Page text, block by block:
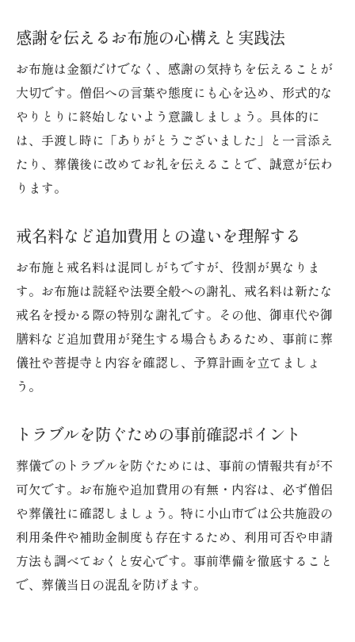
感謝を伝えるお布施の心構えと実践法
お布施は金額だけでなく、感謝の気持ちを伝えることが
大切です。僧侶への言葉や態度にも心を込め、形式的な
やりとりに終始しないよう意識しましょう。具体的に
は、手渡し時に「ありがとうございました」と一言添え
たり、葬儀後に改めてお礼を伝えることで、誠意が伝わ
ります。
戒名料など追加費用との違いを理解する
お布施と戒名料は混同しがちですが、役割が異なりま
す。お布施は読経や法要全般への謝礼、戒名料は新たな
戒名を授かる際の特別な謝礼です。その他、御車代や御
膳料など追加費用が発生する場合もあるため、事前に葬
儀社や菩提寺と内容を確認し、予算計画を立てましょ
う。
トラブルを防ぐための事前確認ポイント
葬儀でのトラブルを防ぐためには、事前の情報共有が不
可欠です。お布施や追加費用の有無・内容は、必ず僧侶
や葬儀社に確認しましょう。特に小山市では公共施設の
利用条件や補助金制度も存在するため、利用可否や申請
方法も調べておくと安心です。事前準備を徹底すること
で、葬儀当日の混乱を防げます。